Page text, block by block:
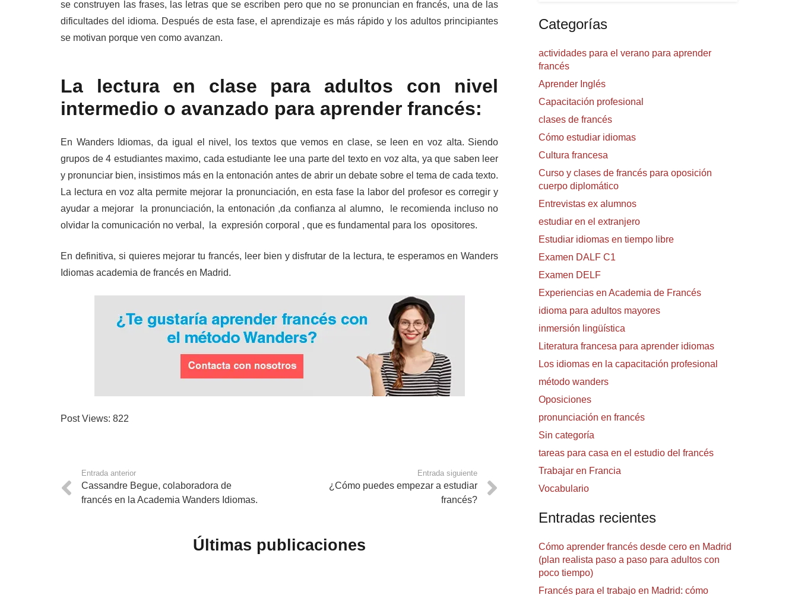
se construyen las frases, las letras que se escriben pero que no se pronuncian en francés, una de las
dificultades del idioma. Después de esta fase, el aprendizaje es más rápido y los adultos principiantes
se motivan porque ven como avanzan.
La lectura en clase para adultos con nivel
intermedio o avanzado para aprender francés:
En Wanders Idiomas, da igual el nivel, los textos que vemos en clase, se leen en voz alta. Siendo
grupos de 4 estudiantes maximo, cada estudiante lee una parte del texto en voz alta, ya que saben leer
y pronunciar bien, insistimos más en la entonación antes de abrir un debate sobre el tema de cada texto.
La lectura en voz alta permite mejorar la pronunciación, en esta fase la labor del profesor es corregir y
ayudar a mejorar la pronunciación, la entonación ,da confianza al alumno, le recomienda incluso no
olvidar la comunicación no verbal, la expresión corporal , que es fundamental para los opositores.
En definitiva, si quieres mejorar tu francés, leer bien y disfrutar de la lectura, te esperamos en Wanders
Idiomas academia de francés en Madrid.
Post Views: 822
Entrada anterior
Cassandre Begue, colaboradora de
francés en la Academia Wanders Idiomas.
Entrada siguiente
¿Cómo puedes empezar a estudiar
francés?
Últimas publicaciones
Categorías
actividades para el verano para aprender
francés
Aprender Inglés
Capacitación profesional
clases de francés
Cómo estudiar idiomas
Cultura francesa
Curso y clases de francés para oposición
cuerpo diplomático
Entrevistas ex alumnos
estudiar en el extranjero
Estudiar idiomas en tiempo libre
Examen DALF C1
Examen DELF
Experiencias en Academia de Francés
idioma para adultos mayores
inmersión lingüística
Literatura francesa para aprender idiomas
Los idiomas en la capacitación profesional
método wanders
Oposiciones
pronunciación en francés
Sin categoría
tareas para casa en el estudio del francés
Trabajar en Francia
Vocabulario
Entradas recientes
Cómo aprender francés desde cero en Madrid
(plan realista paso a paso para adultos con
poco tiempo)
Francés para el trabajo en Madrid: cómo